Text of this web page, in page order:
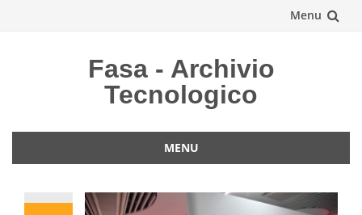
Menu
Fasa - Archivio
Tecnologico
MENU
contenuto